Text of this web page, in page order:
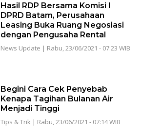
Hasil RDP Bersama Komisi I
DPRD Batam, Perusahaan
Leasing Buka Ruang Negosiasi
dengan Pengusaha Rental
News Update | Rabu, 23/06/2021 - 07:23 WIB
Begini Cara Cek Penyebab
Kenapa Tagihan Bulanan Air
Menjadi Tinggi
Tips & Trik | Rabu, 23/06/2021 - 07:14 WIB